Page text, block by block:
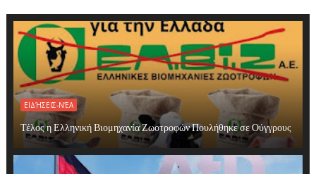
ΕΙΔΉΣΕΙΣ-ΝΈΑ
Τέλος η Ελληνική Βιομηχανία Ζωοτροφών Πουλήθηκε σε Ούγγρους